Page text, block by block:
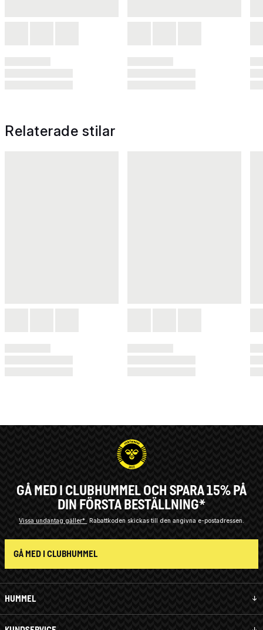
Relaterade stilar
HUMMEL
GÅ MED I CLUBHUMMEL OCH SPARA 15% PÅ
DIN FÖRSTA BESTÄLLNING*
Vissa undantag gäller* Rabattkoden skickas till den angivna e-postadressen.
GÅ MED I CLUBHUMMEL